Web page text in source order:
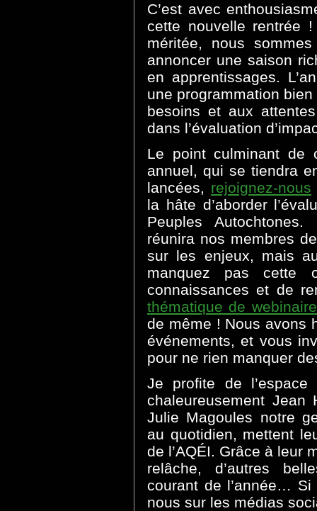
C’est avec
cette nouvelle rentrée
méritée, nous
annoncer une saison
en apprentissages.
une programmation
besoins et aux
dans l’évaluation
Le point culminant de
annuel, qui se tiendra
lancées, rejoignez-nous
la hâte d’aborder
Peuples Autochtones.
réunira nos membres
sur les enjeux, mais
manquez pas cette
connaissances et de
thématique de
de même ! Nous avons
événements, et vous
pour ne rien manquer
Je profite de l’espace
chaleureusement Jean
Julie Magoules notre
au quotidien, mettent
de l’AQÉI. Grâce à leur
relâche, d’autres
courant de l’année…
nous sur les médias